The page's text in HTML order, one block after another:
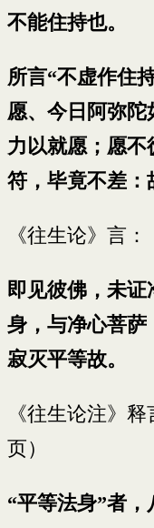
不能住持也。
所言“不虚作住
愿、今日阿弥陀
力以就愿；愿不
符，毕竟不差：
《往生论》言：
即见彼佛，未
身，与净心菩萨
寂灭平等故。
《往生论注》
页）
“平等法身”者，